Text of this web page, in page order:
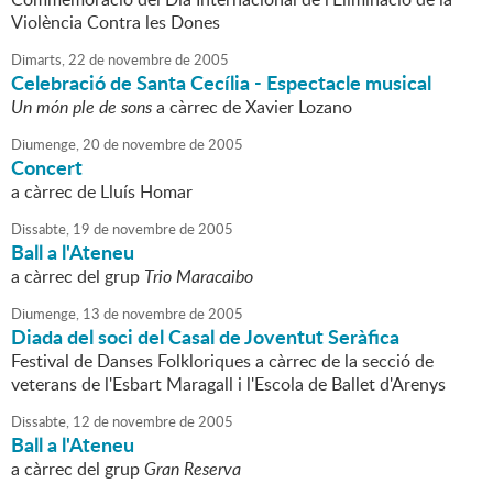
Violència Contra les Dones
Dimarts,22 de novembrede2005
Celebració de Santa Cecília - Espectacle musical
Un món ple de sonsa càrrec de Xavier Lozano
Diumenge,20 de novembrede2005
Concert
a càrrec de Lluís Homar
Dissabte, 19 de novembrede2005
Ball a l'Ateneu
a càrrec del grup Trio Maracaibo
Diumenge, 13 de novembrede2005
Diada del soci del Casal de Joventut Seràfica
Festival de Danses Folkloriques a càrrec de la secció de
veterans de l'Esbart Maragall i l'Escola de Ballet d'Arenys
Dissabte, 12 de novembrede2005
Ball a l'Ateneu
a càrrec del grupGran Reserva